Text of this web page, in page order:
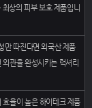
상의 피부 보호 제품입니
만 따진다면 외국산 제품
관을 완성시키는 럭셔리
효율이 높은 하이테크 제품